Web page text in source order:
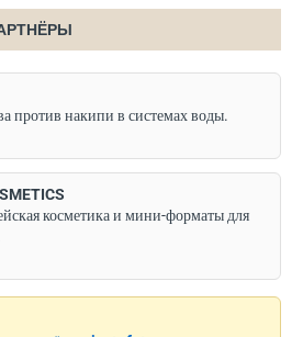
против накипи в системах воды.
косметика и мини-форматы для